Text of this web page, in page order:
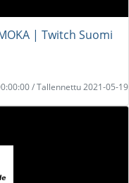
| Twitch Suomi
/ Tallennettu 2021-05-19